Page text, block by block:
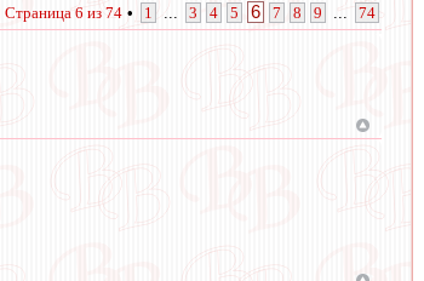
Страница 6 из 74 • 1 3 4 5 6 7 8 9 74